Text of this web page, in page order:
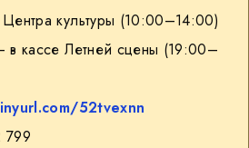
культуры (10:00–14:00)
в кассе Летней сцены (19:00–
52tvexnn
799